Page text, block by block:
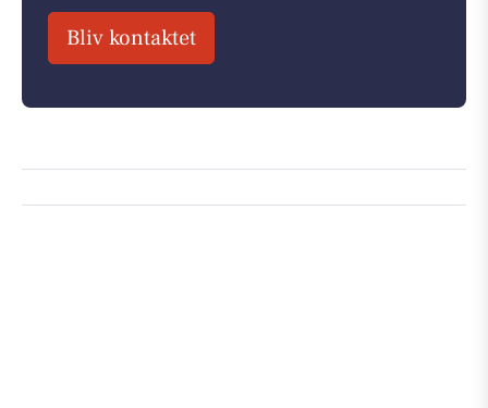
Bliv kontaktet